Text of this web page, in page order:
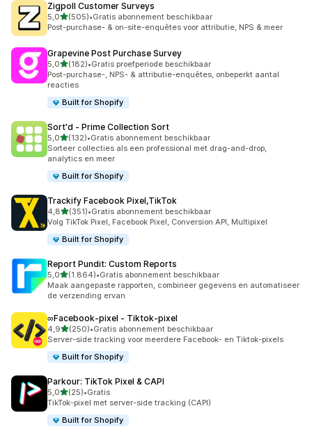
Zigpoll Customer Surveys
5,0van 5 sterren
(505)
505 recensies in totaal
•Gratis abonnement beschikbaar
Post-purchase- & on-site-enquêtes voor attributie, NPS & meer
Grapevine Post Purchase Survey
5,0van 5 sterren
(182)
182 recensies in totaal
•Gratis proefperiode beschikbaar
Post-purchase-, NPS- & attributie-enquêtes, onbeperkt aantal
reacties
Built for Shopify
Sort'd ‑ Prime Collection Sort
5,0van 5 sterren
(132)
132 recensies in totaal
•Gratis abonnement beschikbaar
Sorteer collecties als een professional met drag-and-drop,
analytics en meer
Built for Shopify
Trackify Facebook Pixel,TikTok
4,8van 5 sterren
(351)
351 recensies in totaal
•Gratis abonnement beschikbaar
Volg TikTok Pixel, Facebook Pixel, Conversion API, Multipixel
Built for Shopify
Report Pundit: Custom Reports
5,0van 5 sterren
(1.864)
1864 recensies in totaal
•Gratis abonnement beschikbaar
Maak aangepaste rapporten, combineer gegevens en automatiseer
de verzending ervan
∞Facebook‑pixel ‑ Tiktok‑pixel
4,9van 5 sterren
(250)
250 recensies in totaal
•Gratis abonnement beschikbaar
Server-side tracking voor meerdere Facebook- en Tiktok-pixels
Built for Shopify
Parkour: TikTok Pixel & CAPI
5,0van 5 sterren
(25)
25 recensies in totaal
•Gratis
TikTok-pixel met server-side tracking (CAPI)
Built for Shopify